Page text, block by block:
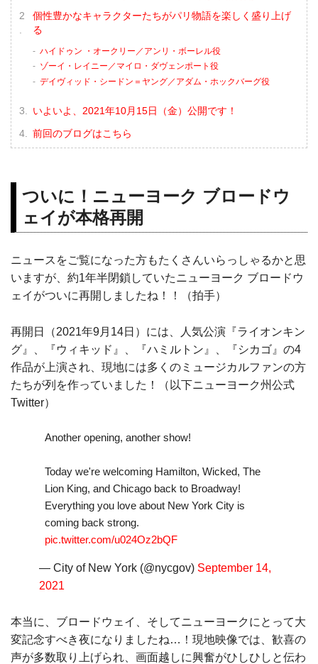
個性豊かなキャラクターたちがパリ物語を楽しく盛り上げ
る
ハイドゥン ・オークリー／アンリ・ボーレル役
ゾーイ・レイニー／マイロ・ダヴェンポート役
デイヴィッド・シードン＝ヤング／アダム・ホックバーグ役
いよいよ、2021年10月15日（金）公開です！
前回のブログはこちら
ついに！ニューヨーク ブロードウ
ェイが本格再開
ニュースをご覧になった方もたくさんいらっしゃるかと思
いますが、約1年半閉鎖していたニューヨーク ブロードウ
ェイがついに再開しましたね！！（拍手）
再開日（2021年9月14日）には、人気公演『ライオンキン
グ』、『ウィキッド』、『ハミルトン』、『シカゴ』の4
作品が上演され、現地には多くのミュージカルファンの方
たちが列を作っていました！（以下ニューヨーク州公式
Twitter）
Another opening, another show!
Today we're welcoming Hamilton, Wicked, The
Lion King, and Chicago back to Broadway!
Everything you love about New York City is
coming back strong.
pic.twitter.com/u024Oz2bQF
— City of New York (@nycgov) September 14,
2021
本当に、ブロードウェイ、そしてニューヨークにとって大
変記念すべき夜になりましたね…！現地映像では、歓喜の
声が多数取り上げられ、画面越しに興奮がひしひしと伝わ